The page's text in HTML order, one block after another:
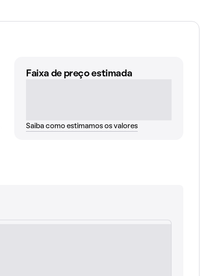
Faixa de preço estimada
Saiba como estimamos os valores